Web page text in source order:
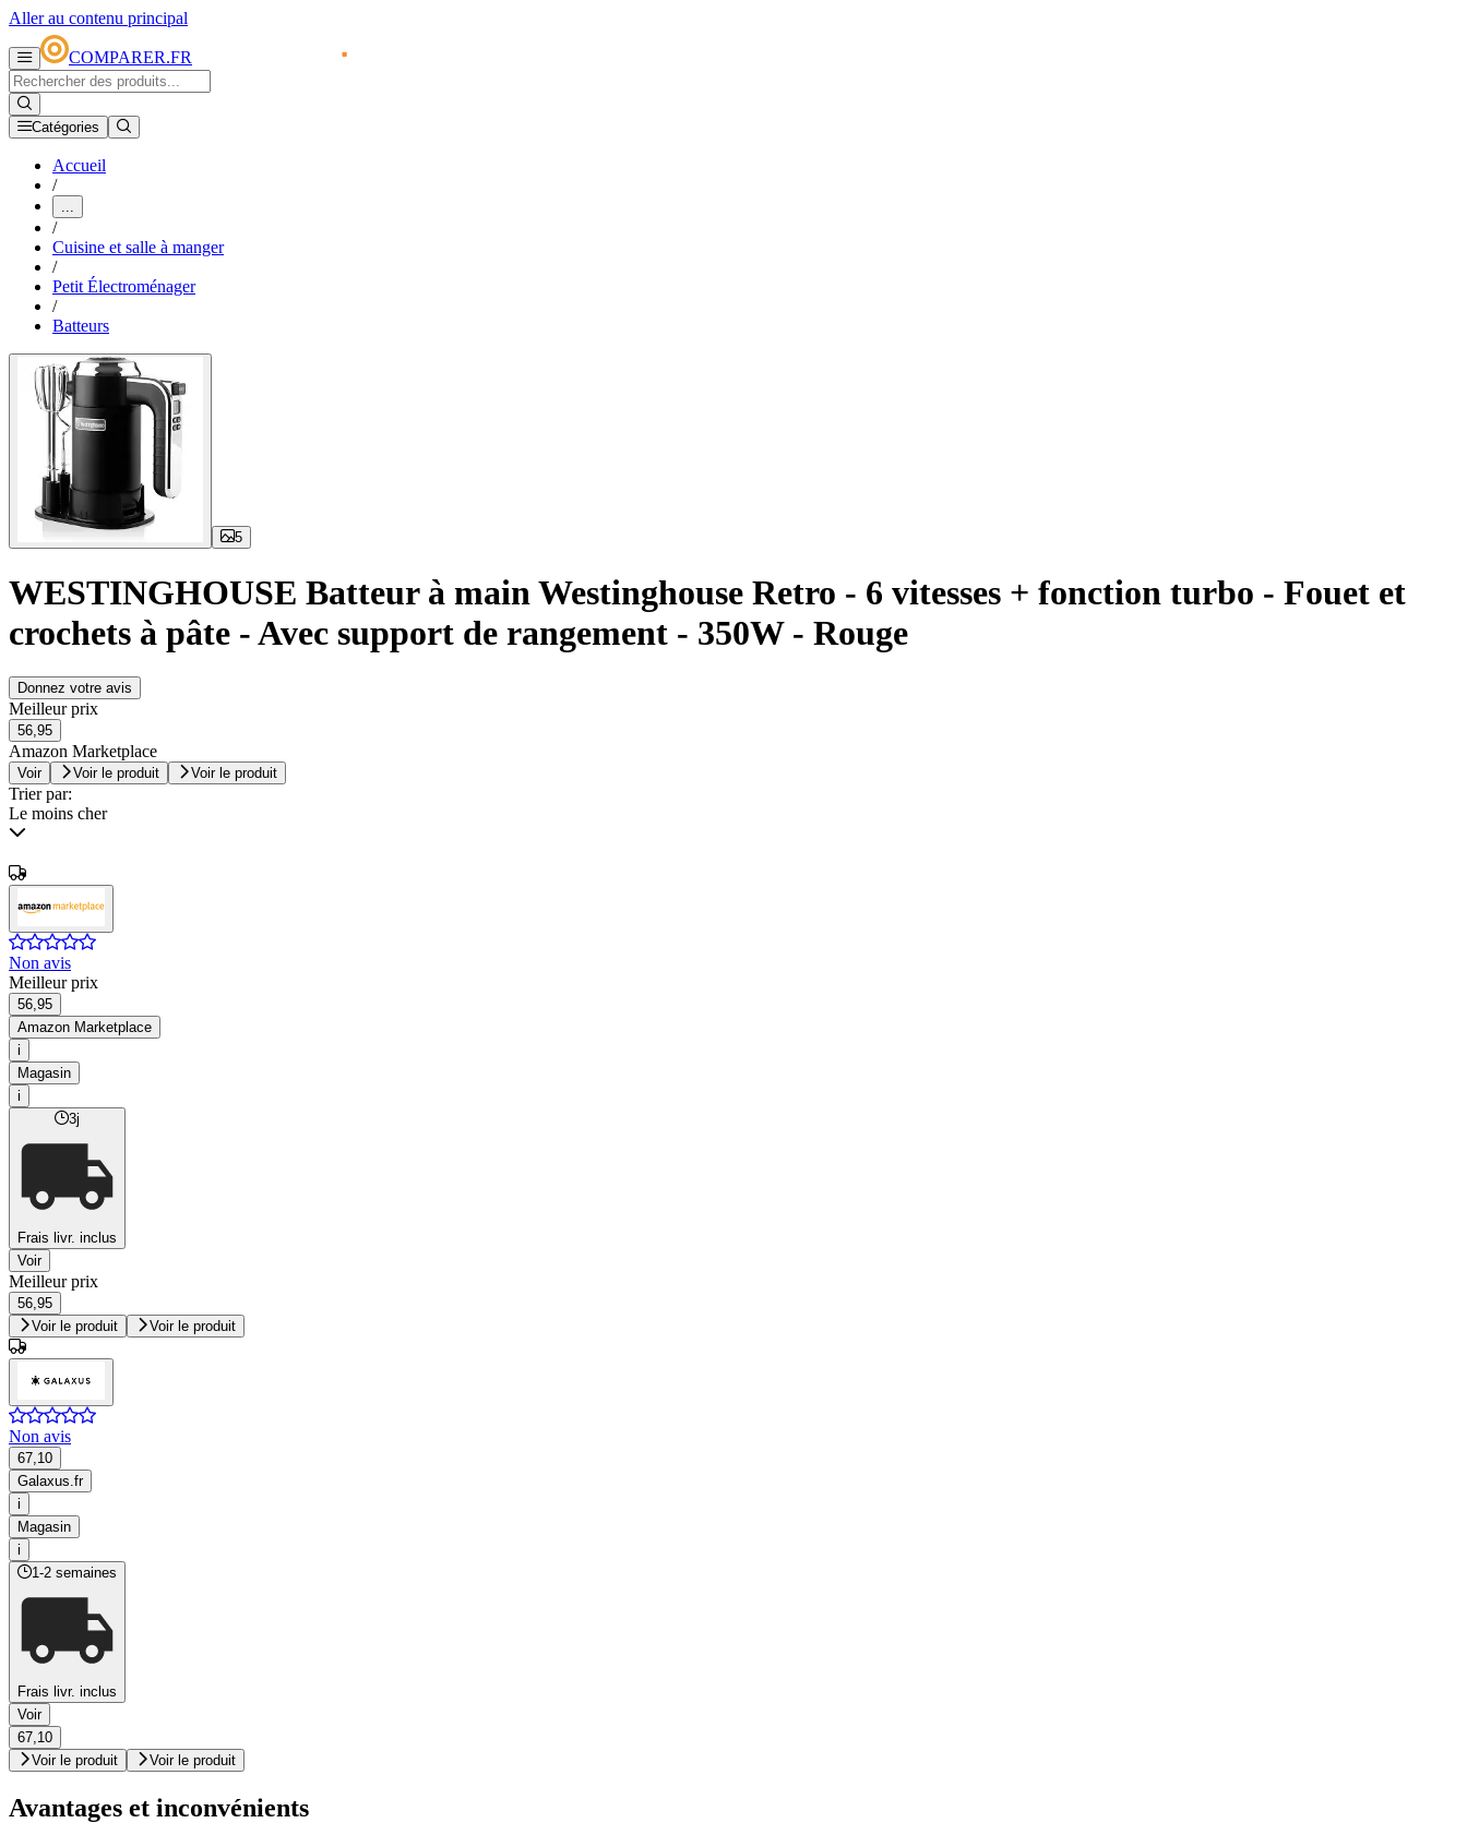
Aller au contenu principal
COMPARER.FR
Catégories
Accueil
/
...
/
Cuisine et salle à manger
/
Petit Électroménager
/
Batteurs
5
WESTINGHOUSE Batteur à main Westinghouse Retro - 6 vitesses + fonction turbo - Fouet et
crochets à pâte - Avec support de rangement - 350W - Rouge
Donnez votre avis
Meilleur prix
56,95
Amazon Marketplace
Voir Voir le produit Voir le produit
Trier par:
Le moins cher
Non avis
Meilleur prix
56,95
Amazon Marketplace
i
Magasin
i
3j
Frais livr. inclus
Voir
Meilleur prix
56,95
Voir le produit
Voir le produit
Non avis
67,10
Galaxus.fr
i
Magasin
i
1-2 semaines
Frais livr. inclus
Voir
67,10
Voir le produit
Voir le produit
Avantages et inconvénients